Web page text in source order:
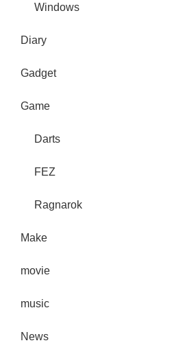
Windows
Diary
Gadget
Game
Darts
FEZ
Ragnarok
Make
movie
music
News